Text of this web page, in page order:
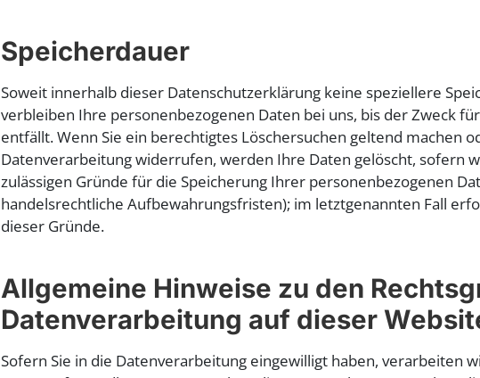
Speicherdauer
Soweit innerhalb dieser Datenschutzerklärung keine speziellere
verbleiben Ihre personenbezogenen Daten bei uns, bis der Zweck
entfällt. Wenn Sie ein berechtigtes Löschersuchen geltend machen
Datenverarbeitung widerrufen, werden Ihre Daten gelöscht, sofern
zulässigen Gründe für die Speicherung Ihrer personenbezogenen
handelsrechtliche Aufbewahrungsfristen); im letztgenannten Fall
dieser Gründe.
Allgemeine Hinweise zu den
Datenverarbeitung auf dieser
Sofern Sie in die Datenverarbeitung eingewilligt haben, verarbeiten